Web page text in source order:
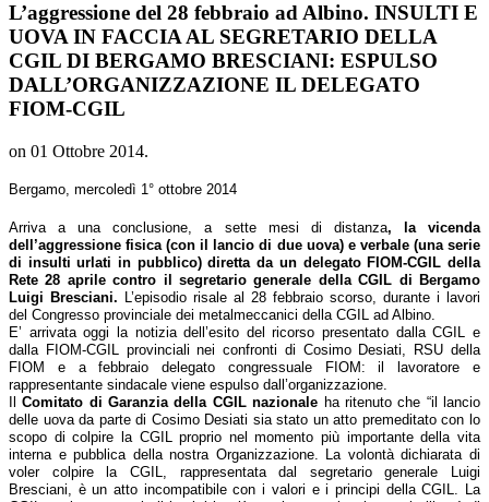
L’aggressione del 28 febbraio ad Albino. INSULTI E
UOVA IN FACCIA AL SEGRETARIO DELLA
CGIL DI BERGAMO BRESCIANI: ESPULSO
DALL’ORGANIZZAZIONE IL DELEGATO
FIOM-CGIL
on 01 Ottobre 2014.
Bergamo, mercoledì 1° ottobre 2014
Arriva a una conclusione, a sette mesi di distanza, la vicenda
dell’aggressione fisica (con il lancio di due uova) e verbale (una serie
di insulti urlati in pubblico) diretta da un delegato FIOM-CGIL della
Rete 28 aprile contro il segretario generale della CGIL di Bergamo
Luigi Bresciani. L’episodio risale al 28 febbraio scorso, durante i lavori
del Congresso provinciale dei metalmeccanici della CGIL ad Albino.
E’ arrivata oggi la notizia dell’esito del ricorso presentato dalla CGIL e
dalla FIOM-CGIL provinciali nei confronti di Cosimo Desiati, RSU della
FIOM e a febbraio delegato congressuale FIOM: il lavoratore e
rappresentante sindacale viene espulso dall’organizzazione.
IlComitato di Garanzia della CGIL nazionale ha ritenuto che “il lancio
delle uova da parte di Cosimo Desiati sia stato un atto premeditato con lo
scopo di colpire la CGIL proprio nel momento più importante della vita
interna e pubblica della nostra Organizzazione. La volontà dichiarata di
voler colpire la CGIL, rappresentata dal segretario generale Luigi
Bresciani, è un atto incompatibile con i valori e i principi della CGIL. La